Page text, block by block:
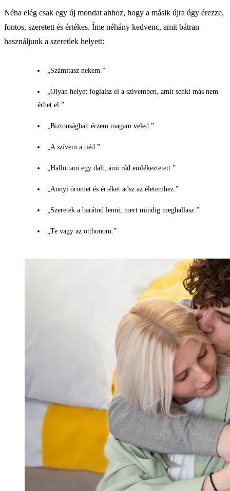
Néha elég csak egy új mondat ahhoz, hogy a másik újra úgy érezze,
fontos, szeretett és értékes. Íme néhány kedvenc, amit bátran
használjunk a szeretlek helyett:
„Számítasz nekem.”
„Olyan helyet foglalsz el a szívemben, amit senki más nem
érhet el.”
„Biztonságban érzem magam veled.”
„A szívem a tiéd.”
„Hallottam egy dalt, ami rád emlékeztetett.”
„Annyi örömet és értéket adsz az életemhez.”
„Szeretek a barátod lenni, mert mindig meghallasz.”
„Te vagy az otthonom.”